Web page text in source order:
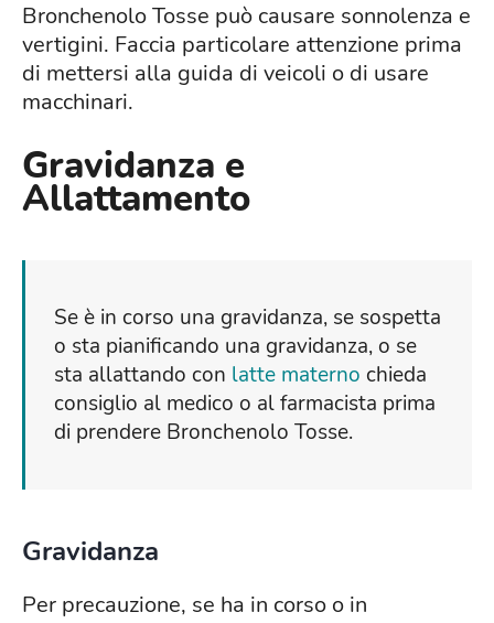
Bronchenolo Tosse può causare sonnolenza e
vertigini. Faccia particolare attenzione prima
di mettersi alla guida di veicoli o di usare
macchinari.
Gravidanza e
Allattamento
Se è in corso una gravidanza, se sospetta
o sta pianificando una gravidanza, o se
sta allattando con latte materno chieda
consiglio al medico o al farmacista prima
di prendere Bronchenolo Tosse.
Gravidanza
Per precauzione, se ha in corso o in